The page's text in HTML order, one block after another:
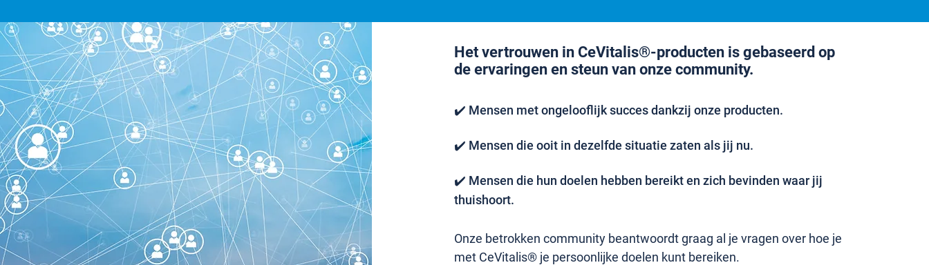
Het vertrouwen in CeVitalis®-producten is gebaseerd op
de ervaringen en steun van onze community.
✔️ Mensen met ongelooflijk succes dankzij onze producten.
✔️ Mensen die ooit in dezelfde situatie zaten als jij nu.
✔️ Mensen die hun doelen hebben bereikt en zich bevinden waar jij
thuishoort.
Onze betrokken community beantwoordt graag al je vragen over hoe je
met CeVitalis® je persoonlijke doelen kunt bereiken.